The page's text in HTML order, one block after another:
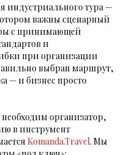
индустриального тура —
важны сценарный
с принимающей
и
при организации
выбран маршрут,
— и бизнес просто
организатор,
в инструмент
Komanda.Travel. Мы